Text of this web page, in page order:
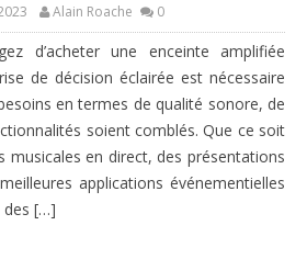
Alain Roache 0
d’acheter une enceinte amplifiée
de décision éclairée est nécessaire
en termes de qualité sonore, de
soient comblés. Que ce soit
musicales en direct, des présentations
applications événementielles
des […]